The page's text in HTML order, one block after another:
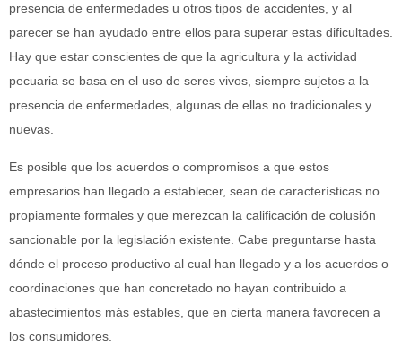
presencia de enfermedades u otros tipos de accidentes, y al
parecer se han ayudado entre ellos para superar estas dificultades.
Hay que estar conscientes de que la agricultura y la actividad
pecuaria se basa en el uso de seres vivos, siempre sujetos a la
presencia de enfermedades, algunas de ellas no tradicionales y
nuevas.
Es posible que los acuerdos o compromisos a que estos
empresarios han llegado a establecer, sean de características no
propiamente formales y que merezcan la calificación de colusión
sancionable por la legislación existente. Cabe preguntarse hasta
dónde el proceso productivo al cual han llegado y a los acuerdos o
coordinaciones que han concretado no hayan contribuido a
abastecimientos más estables, que en cierta manera favorecen a
los consumidores.